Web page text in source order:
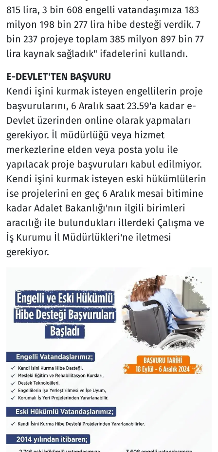
815 lira, 3 bin 608 engelli vatandaşımıza 183
milyon 198 bin 277 lira hibe desteği verdik. 7
bin 237 projeye toplam 385 milyon 897 bin 77
lira kaynak sağladık" ifadelerini kullandı.
E-DEVLET'TEN BAŞVURU
Kendi işini kurmak isteyen engellilerin proje
başvurularını, 6 Aralık saat 23.59'a kadar e-
Devlet üzerinden online olarak yapmaları
gerekiyor. İl müdürlüğü veya hizmet
merkezlerine elden veya posta yolu ile
yapılacak proje başvuruları kabul edilmiyor.
Kendi işini kurmak isteyen eski hükümlülerin
ise projelerini en geç 6 Aralık mesai bitimine
kadar Adalet Bakanlığı'nın ilgili birimleri
aracılığı ile bulundukları illerdeki Çalışma ve
İş Kurumu İl Müdürlükleri'ne iletmesi
gerekiyor.